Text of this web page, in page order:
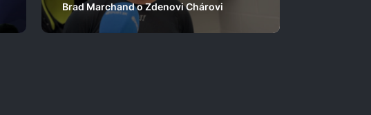
Brad Marchand o Zdenovi Chárovi